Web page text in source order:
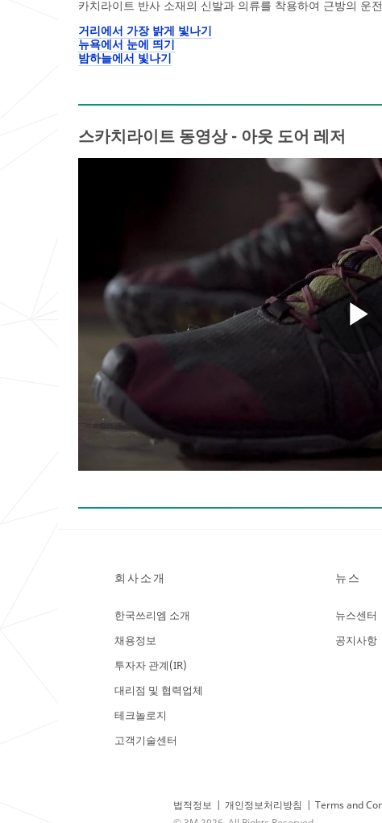
카치라이트 반사 소재의 신발과 의류를 착용하여 근방의 운
거리에서 가장 밝게 빛나기
뉴욕에서 눈에 띄기
밤하늘에서 빛나기
스카치라이트 동영상 - 아웃 도어 레저
회사소개
한국쓰리엠 소개
채용정보
투자자 관계(IR)
대리점 및 협력업체
테크놀로지
고객기술센터
뉴스
뉴스센터
공지사항
법적정보 | 개인정보처리방침 | Terms and